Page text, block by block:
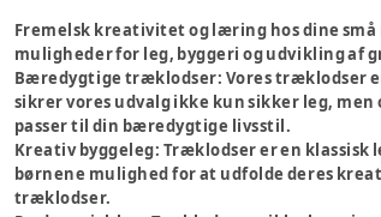
Fremelsk kreativitet og læring hos dine
muligheder for leg, byggeri og udvikling af
Bæredygtige træklodser: Vores træklodser
sikrer vores udvalg ikke kun sikker leg,
passer til din bæredygtige livsstil.
Kreativ byggeleg: Træklodser er en klassisk
børnene mulighed for at udfolde deres
træklodser.